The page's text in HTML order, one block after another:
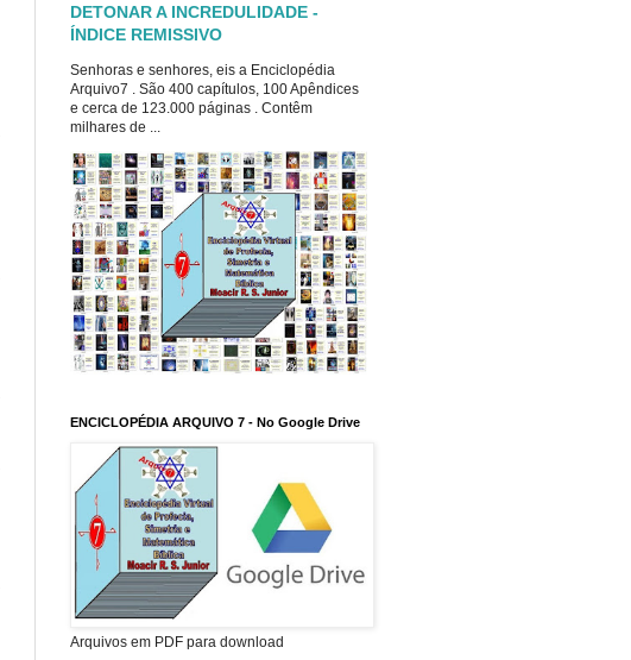
DETONAR A INCREDULIDADE -
ÍNDICE REMISSIVO
Senhoras e senhores, eis a Enciclopédia
Arquivo7 . São 400 capítulos, 100 Apêndices
e cerca de 123.000 páginas . Contêm
milhares de ...
ENCICLOPÉDIA ARQUIVO 7 - No Google Drive
Arquivos em PDF para download